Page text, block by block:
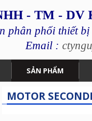
- TM -
phân phối thiết
Email :
SẢN PHẨM
MOTOR